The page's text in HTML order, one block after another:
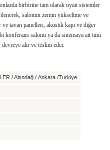
birbirine tam olarak uyan sistemler
salonun zemin yükseltme ve
tavan panelleri, akustik kapı ve diğer
konferans salonu ya da sinemaya ait tüm
alır ve teslim eder.
/ Altındağ / Ankara /Turkiye